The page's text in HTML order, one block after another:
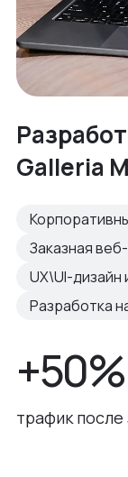
Galleria
Заказная
UX\UI-дизайн
Разработка
+50%
трафик после